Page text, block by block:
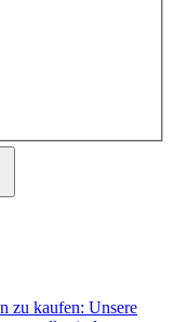
zu kaufen: Unsere